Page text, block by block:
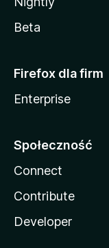
Beta
Firefox dla firm
Enterprise
Społeczność
Connect
Contribute
Developer